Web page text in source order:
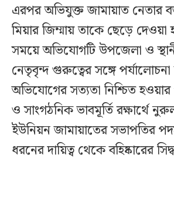
এরপর অভিযুক্ত জামায়াত নেতার
মিয়ার জিম্মায় তাকে ছেড়ে দেওয়া
সময়ে অভিযোগটি উপজেলা ও
নেতৃবৃন্দ গুরুত্বের সঙ্গে
অভিযোগের সত্যতা নিশ্চিত
ও সাংগঠনিক ভাবমূর্তি রক্ষার্থে
ইউনিয়ন জামায়াতের সভাপতির
ধরনের দায়িত্ব থেকে বহিষ্কারের